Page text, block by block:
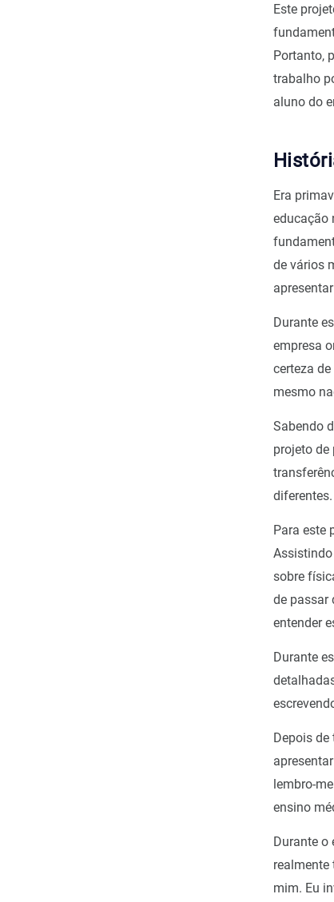
Este
Portanto,
trabalho
aluno do
Era
educação
de vários
Durante
empresa
certeza
mesmo
Sabendo
projeto de
diferentes.
Para este
sobre
de passar
entender
Durante
Depois
lembro-
ensino
Durante o
realmente
mim. Eu